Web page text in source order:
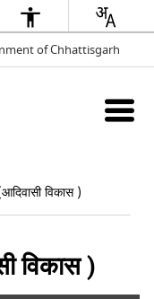
of Chhattisgarh
विकास )
विकास )